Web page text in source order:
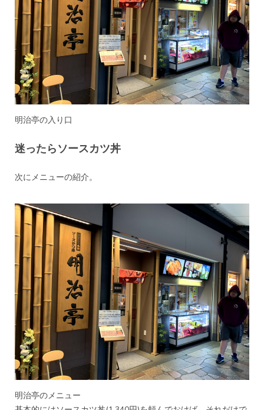
明治亭の入り口
迷ったらソースカツ丼
次にメニューの紹介。
明治亭のメニュー